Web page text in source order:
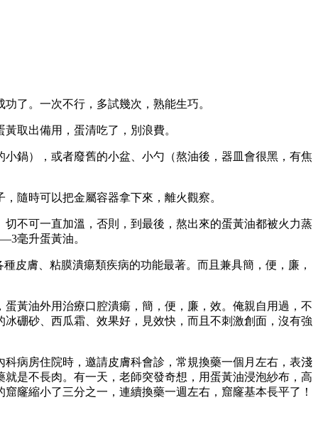
了。一次不行，多試幾次，熟能生巧。
取出備用，蛋清吃了，別浪費。
鍋），或者廢舊的小盆、小勺（熬油後，器皿會很黑，有焦
隨時可以把金屬容器拿下來，離火觀察。
不可一直加溫，否則，到最後，熬出來的蛋黃油都被火力蒸
毫升蛋黃油。
皮膚、粘膜潰瘍類疾病的功能最著。而且兼具簡，便，廉，
黃油外用治療口腔潰瘍，簡，便，廉，效。俺親自用過，不
硼砂、西瓜霜、效果好，見效快，而且不刺激創面，沒有強
病房住院時，邀請皮膚科會診，常規換藥一個月左右，表淺
是不長肉。有一天，老師突發奇想，用蛋黃油浸泡紗布，高
窿縮小了三分之一，連續換藥一週左右，窟窿基本長平了！